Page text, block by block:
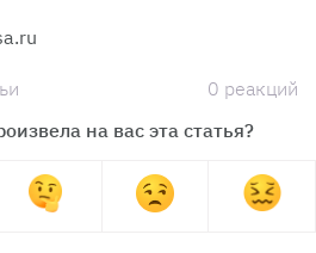
0 реакций
на вас эта статья?